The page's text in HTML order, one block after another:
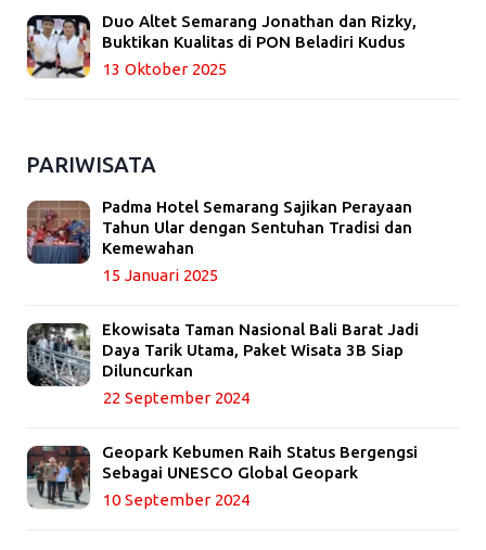
Duo Altet Semarang Jonathan dan Rizky,
Buktikan Kualitas di PON Beladiri Kudus
13 Oktober 2025
PARIWISATA
Padma Hotel Semarang Sajikan Perayaan
Tahun Ular dengan Sentuhan Tradisi dan
Kemewahan
15 Januari 2025
Ekowisata Taman Nasional Bali Barat Jadi
Daya Tarik Utama, Paket Wisata 3B Siap
Diluncurkan
22 September 2024
Geopark Kebumen Raih Status Bergengsi
Sebagai UNESCO Global Geopark
10 September 2024